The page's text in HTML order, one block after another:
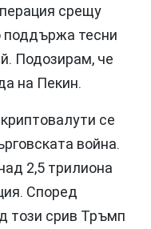
срещу
поддържа тесни
Подозирам, че
на Пекин.
се
война.
2,5 трилиона
Според
този срив Тръмп